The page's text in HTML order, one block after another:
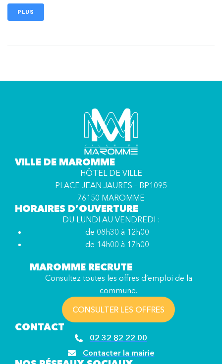
PLUS
VILLE DE MAROMME
HÔTEL DE VILLE
PLACE JEAN JAURES – BP1095
76150 MAROMME
HORAIRES D’OUVERTURE
DU LUNDI AU VENDREDI :
de 08h30 à 12h00
de 14h00 à 17h00
MAROMME RECRUTE
Consultez toutes les offres d’emploi de la
commune.
CONSULTER LES OFFRES
CONTACT
02 32 82 22 00
Contacter la mairie